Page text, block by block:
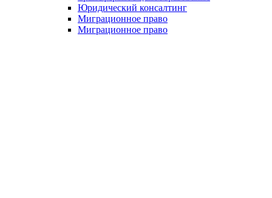
Юридический консалтинг
Миграционное право
Миграционное право